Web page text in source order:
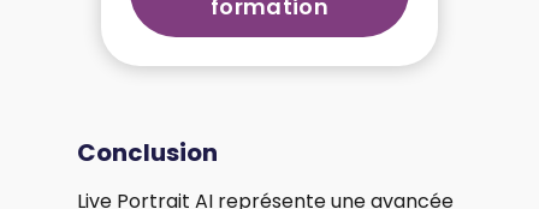
formation
Conclusion
Live Portrait AI représente une avancée